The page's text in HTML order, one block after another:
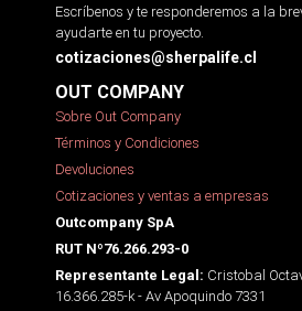
Escríbenos y te responderemos a la
ayudarte en tu proyecto.
cotizaciones@sherpalife.cl
OUT COMPANY
Sobre Out Company
Términos y Condiciones
Devoluciones
Cotizaciones y ventas a empresas
Outcompany SpA
RUT Nº76.266.293-0
Representante Legal: Cristobal
16.366.285-k - Av Apoquindo 7331